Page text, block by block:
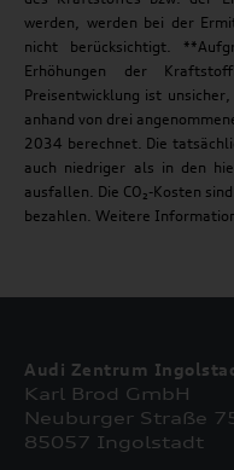
werden, werden bei der
nicht berücksichtigt.
Erhöhungen der
Preisentwicklung ist
anhand von drei
2034 berechnet. Die
auch niedriger als in den
ausfallen. Die CO₂-Kosten
bezahlen. Weitere
Audi Zentrum
Karl Brod GmbH
Neuburger Straße
85057 Ingolstadt